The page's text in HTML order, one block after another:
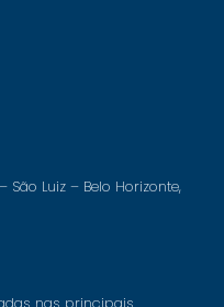
São Luiz – Belo Horizonte,